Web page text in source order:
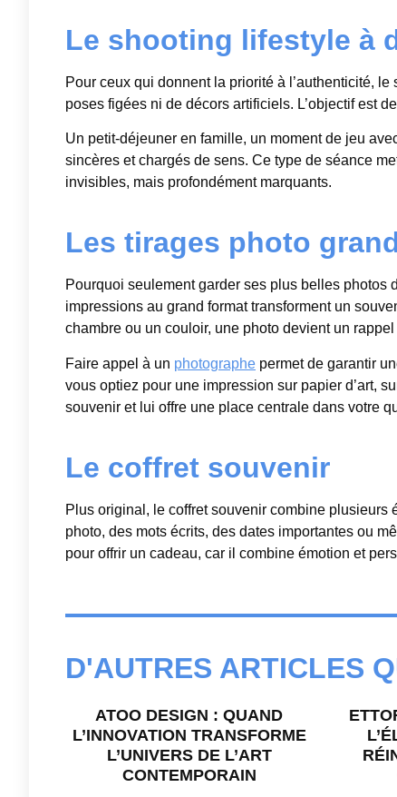
Le shooting lifestyle à
Pour ceux qui donnent la priorité à l’authenticité,
poses figées ni de décors artificiels. L’objectif est
Un petit-déjeuner en famille, un moment de jeu
sincères et chargés de sens. Ce type de séance
invisibles, mais profondément marquants.
Les tirages photo
Pourquoi seulement garder ses plus belles
impressions au grand format transforment un
chambre ou un couloir, une photo devient un
Faire appel à un photographe permet de garantir
vous optiez pour une impression sur papier d’art,
souvenir et lui offre une place centrale dans votre
Le coffret souvenir
Plus original, le coffret souvenir combine
photo, des mots écrits, des dates importantes ou
pour offrir un cadeau, car il combine émotion et
D'AUTRES ARTICLES
ATOO DESIGN : QUAND
L’INNOVATION TRANSFORME
L’UNIVERS DE L’ART
CONTEMPORAIN